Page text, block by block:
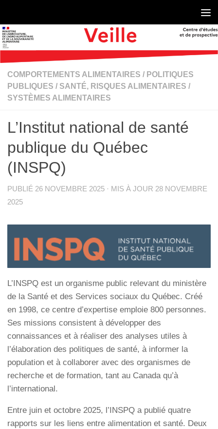
COMPORTEMENTS ALIMENTAIRES / POLITIQUES
PUBLIQUES / SANTÉ, RISQUES ALIMENTAIRES /
SYSTÈMES ALIMENTAIRES
L’Institut national de santé
publique du Québec
(INSPQ)
PUBLIÉ 26 NOVEMBRE 2025 · MIS À JOUR 28 NOVEMBRE
2025
L’INSPQ est un organisme public relevant du ministère
de la Santé et des Services sociaux du Québec. Créé
en 1998, ce centre d’expertise emploie 800 personnes.
Ses missions consistent à développer des
connaissances et à réaliser des analyses utiles à
l’élaboration des politiques de santé, à informer la
population et à collaborer avec des organismes de
recherche et de formation, tant au Canada qu’à
l’international.
Entre juin et octobre 2025, l’INSPQ a publié quatre
rapports sur les liens entre alimentation et santé. Deux